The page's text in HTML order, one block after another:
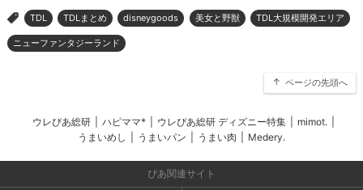
> TDL TDLまとめ disneygoods 美女と野獣 TDL大規模開発エリア
ニューファンタジーランド
ページの先頭へ
ウレぴあ総研 ハピママ* ウレぴあ総研 ディズニー特集 mimot.
うまいめし
うまいパン うまい肉 Medery.
ぴあ関連サイト